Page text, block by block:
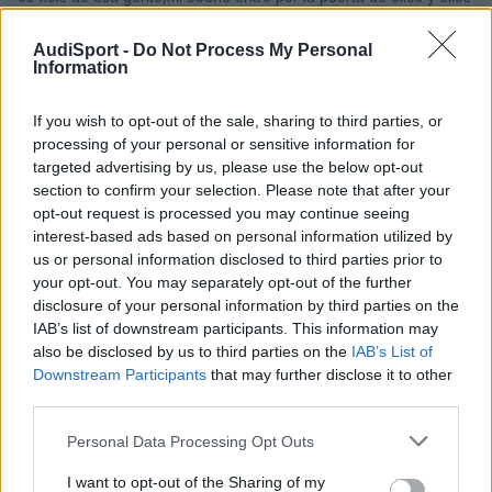
AudiSport - Do Not Process My Personal
Information
If you wish to opt-out of the sale, sharing to third parties, or
processing of your personal or sensitive information for
targeted advertising by us, please use the below opt-out
section to confirm your selection. Please note that after your
opt-out request is processed you may continue seeing
interest-based ads based on personal information utilized by
us or personal information disclosed to third parties prior to
your opt-out. You may separately opt-out of the further
disclosure of your personal information by third parties on the
IAB’s list of downstream participants. This information may
also be disclosed by us to third parties on the IAB’s List of
Downstream Participants that may further disclose it to other
Personal Data Processing Opt Outs
I want to opt-out of the Sharing of my
lo escuchais,asi de duro...para eso tengo un TT???
en fin.
eduard23
Publicado8 de Marzo del 2005
solo decir que todavia no e llevado mi A3 a Mogauto que es
donde lo compre porque es nuevo mi coce. Pero tambien te
puedo decir que el taller se reparan tanto Saab, Audi,
Volkswagen y Opel. El porque es muy sencillo cada marca tiene
su escaparate pero el taller se junta todo en el sotano y eso
porque todo es de un mismo grupo o mejor de una misma
persona no te preocupes si ves Opel en el taller donde reparan
tu Audi.
Todabia no lo ellevado nunca pero que clase de problemas te